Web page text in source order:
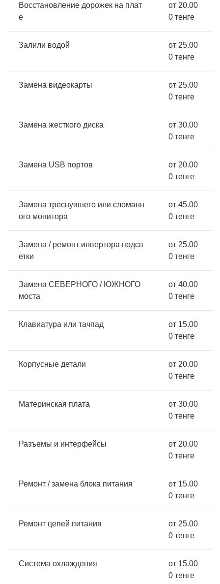
Восстановление дорожек на плат
е
от 20.00
0 тенге
Залили водой
от 25.00
0 тенге
Замена видеокарты
от 25.00
0 тенге
Замена жесткого диска
от 30.00
0 тенге
Замена USB портов
от 20.00
0 тенге
Замена треснувшего или сломанн
ого монитора
от 45.00
0 тенге
Замена / ремонт инвертора подсв
етки
от 25.00
0 тенге
Замена СЕВЕРНОГО / ЮЖНОГО
моста
от 40.00
0 тенге
Клавиатура или тачпад
от 15.00
0 тенге
Корпусные детали
от 20.00
0 тенге
Материнская плата
от 30.00
0 тенге
Разъемы и интерфейсы
от 20.00
0 тенге
Ремонт / замена блока питания
от 15.00
0 тенге
Ремонт цепей питания
от 25.00
0 тенге
Система охлаждения
от 15.00
0 тенге